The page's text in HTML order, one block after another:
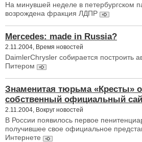
На минувшей неделе в петербургском
возрождена фракция ЛДПР
Mercedes: made in Russia?
2.11.2004, Время новостей
DaimlerChrysler собирается построить
Питером
Знаменитая тюрьма «Кресты»
собственный официальный
2.11.2004, Вокруг новостей
В России появилось первое
получившее свое официальное
Интернете